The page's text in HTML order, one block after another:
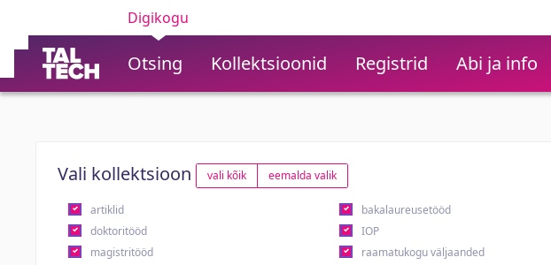
Digikogu
Otsing Kollektsioonid Registrid Abi ja info
Vali kollektsioon vali kõik eemalda valik
artiklid bakalaureusetööd
doktoritööd
IOP
magistritööd
raamatukogu väljaanded